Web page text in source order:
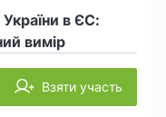
в ЄС:
вимір
Взяти участь